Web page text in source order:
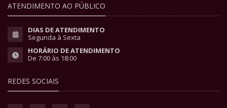
ATENDIMENTO AO PÚBLICO
DIAS DE ATENDIMENTO
Segunda à Sexta
HORÁRIO DE ATENDIMENTO
De 7:00 às 18:00
REDES SOCIAIS